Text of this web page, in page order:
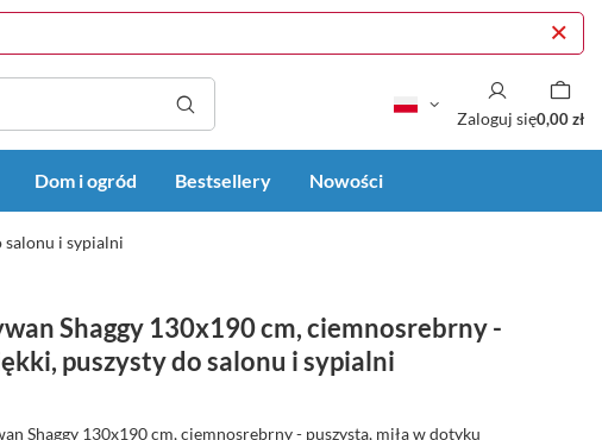
Zaloguj się0,00 zł
Dom i ogród Bestsellery Nowości
salonu i sypialni
Shaggy 130x190 cm, ciemnosrebrny -
puszysty do salonu i sypialni
Shaggy 130x190 cm, ciemnosrebrny - puszysta, miła w dotyku